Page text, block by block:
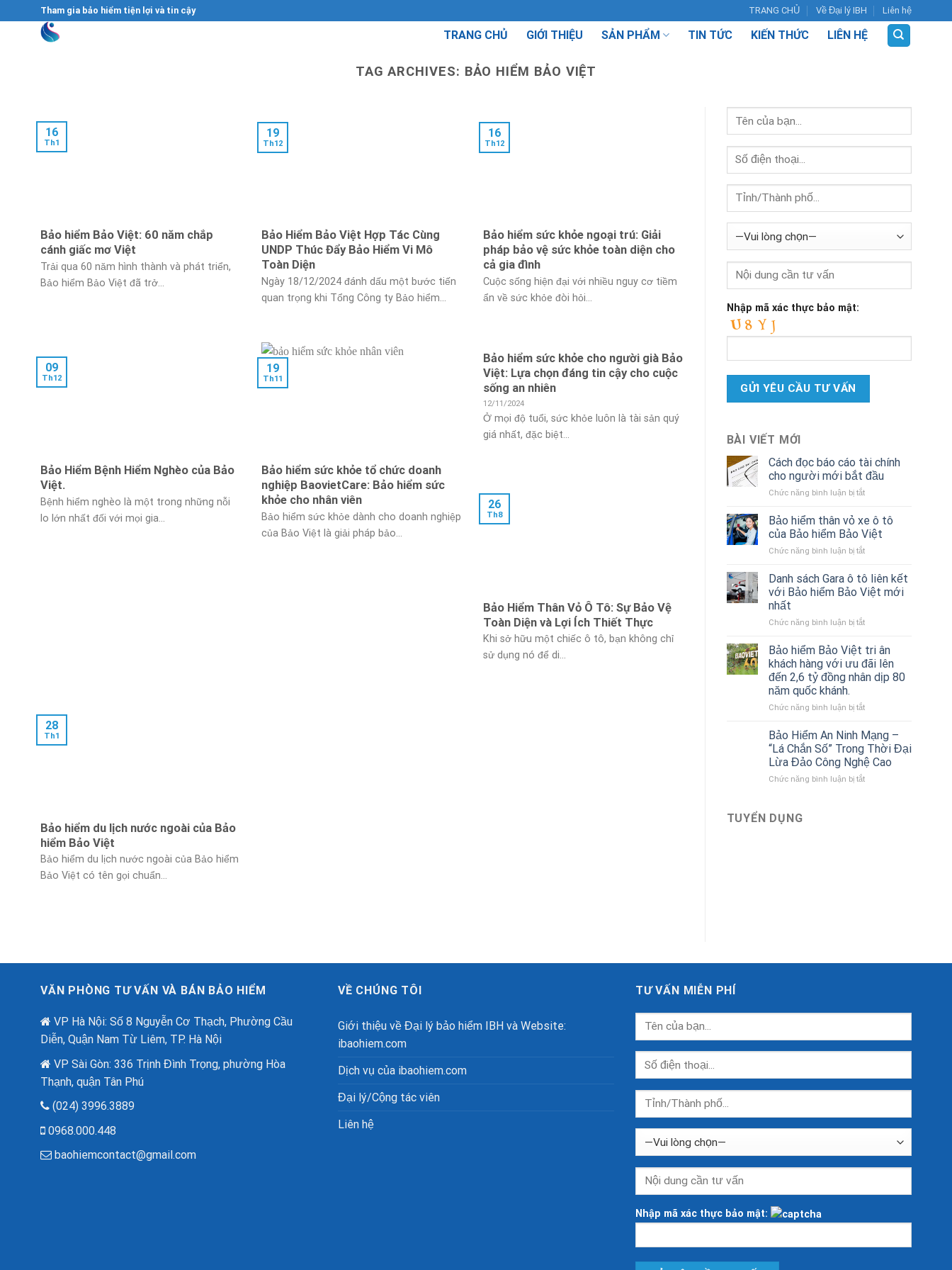
to
Tham gia bảo hiểm tiện lợi và tin cậy TRANG CHỦ Về Đại lý IBH Liên hệ
TRANG CHỦ GIỚI THIỆU SẢN PHẨM TIN TỨC KIẾN THỨC LIÊN HỆ
TAG ARCHIVES: BẢO HIỂM BẢO VIỆT
Bảo hiểm Bảo Việt: 60 năm chắp
cánh giấc mơ Việt
Trải qua 60 năm hình thành và phát triển,
Bảo hiểm Bảo Việt đã trở...
16
Th1
Bảo Hiểm Bảo Việt Hợp Tác Cùng
UNDP Thúc Đẩy Bảo Hiểm Vi Mô
Toàn Diện
Ngày 18/12/2024 đánh dấu một bước tiến
quan trọng khi Tổng Công ty Bảo hiểm...
19
Th12
Bảo hiểm sức khỏe ngoại trú: Giải
pháp bảo vệ sức khỏe toàn diện cho
cả gia đình
Cuộc sống hiện đại với nhiều nguy cơ tiềm
ẩn về sức khỏe đòi hỏi...
16
Th12
Bảo Hiểm Bệnh Hiểm Nghèo của Bảo
Việt.
Bệnh hiểm nghèo là một trong những nỗi
lo lớn nhất đối với mọi gia...
09
Th12
Bảo hiểm sức khỏe tổ chức doanh
nghiệp BaovietCare: Bảo hiểm sức
khỏe cho nhân viên
Bảo hiểm sức khỏe dành cho doanh nghiệp
của Bảo Việt là giải pháp bảo...
19
Th11
Bảo hiểm sức khỏe cho người già Bảo
Việt: Lựa chọn đáng tin cậy cho cuộc
sống an nhiên
12/11/2024
Ở mọi độ tuổi, sức khỏe luôn là tài sản quý
giá nhất, đặc biệt...
Bảo Hiểm Thân Vỏ Ô Tô: Sự Bảo Vệ
Toàn Diện và Lợi Ích Thiết Thực
Khi sở hữu một chiếc ô tô, bạn không chỉ
sử dụng nó để di...
26
Th8
Bảo hiểm du lịch nước ngoài của Bảo
hiểm Bảo Việt
Bảo hiểm du lịch nước ngoài của Bảo hiểm
Bảo Việt có tên gọi chuẩn...
28
Th1
Nhập mã xác thực bảo mật:
BÀI VIẾT MỚI
Cách đọc báo cáo tài chính
cho người mới bắt đầu
Chức năng bình luận bị tắtở
đọc
báo
cáo
tài
cho
người
mới
đầu
Bảo hiểm thân vỏ xe ô tô
của Bảo hiểm Bảo Việt
Chức năng bình luận bị tắtở
hiểm
thân
vỏ
ô
của
Bảo
hiểm
Bảo
Danh sách Gara ô tô liên kết
với Bảo hiểm Bảo Việt mới
nhất
Chức năng bình luận bị tắtở
sách
Gara
ô
tô
kết
Bảo
hiểm
Bảo
Việt
mới
Bảo hiểm Bảo Việt tri ân
khách hàng với ưu đãi lên
đến 2,6 tỷ đồng nhân dịp 80
năm quốc khánh.
Chức năng bình luận bị tắtở
hiểm
Bảo
Việt
tri
ân
Bảo Hiểm An Ninh Mạng –
“Lá Chắn Số” Trong Thời Đại
Lừa Đảo Công Nghệ Cao
Chức năng bình luận bị tắtở
TUYỂN DỤNG
VĂN PHÒNG TƯ VẤN VÀ BÁN BẢO HIỂM
VP Hà Nội: Số 8 Nguyễn Cơ Thạch, Phường Cầu
Diễn, Quận Nam Từ Liêm, TP. Hà Nội
VP Sài Gòn: 336 Trịnh Đình Trọng, phường Hòa
Thạnh, quận Tân Phú
(024) 3996.3889
0968.000.448
baohiemcontact@gmail.com
VỀ CHÚNG TÔI
Giới thiệu về Đại lý bảo hiểm IBH và Website:
ibaohiem.com
Dịch vụ của ibaohiem.com
Đại lý/Cộng tác viên
Liên hệ
TƯ VẤN MIỄN PHÍ
Nhập mã xác thực bảo mật: